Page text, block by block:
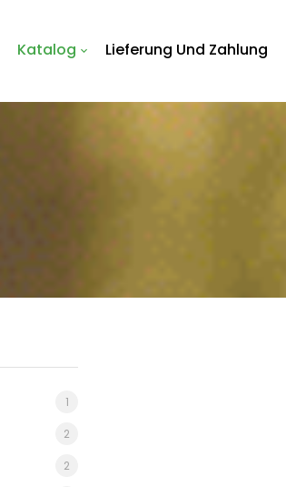
Katalog Lieferung Und Zahlung
1
2
2